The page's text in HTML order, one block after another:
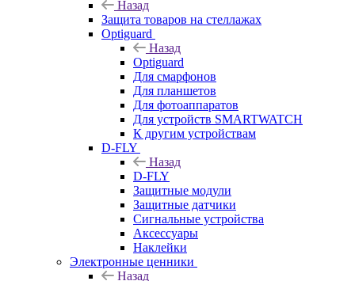
Назад
Защита товаров на стеллажах
Optiguard
Назад
Optiguard
Для смарфонов
Для планшетов
Для фотоаппаратов
Для устройств SMARTWATCH
К другим устройствам
D-FLY
Назад
D-FLY
Защитные модули
Защитные датчики
Сигнальные устройства
Аксессуары
Наклейки
Электронные ценники
Назад